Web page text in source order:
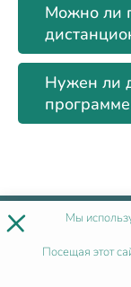
Можно ли
Нужен ли
× Мы
Посещая этот